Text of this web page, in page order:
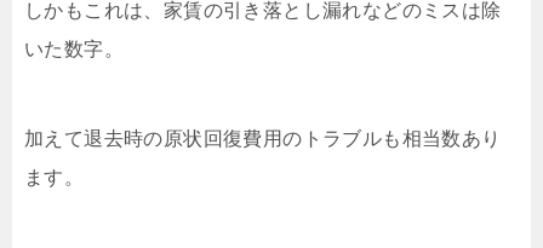
しかもこれは、家賃の引き落とし漏れなどのミスは除
いた数字。
加えて退去時の原状回復費用のトラブルも相当数あり
ます。